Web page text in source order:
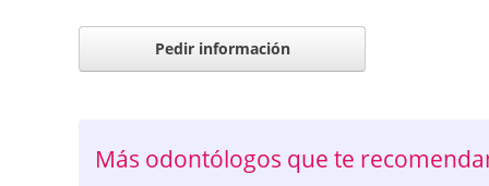
Pedir información
Más odontólogos que te